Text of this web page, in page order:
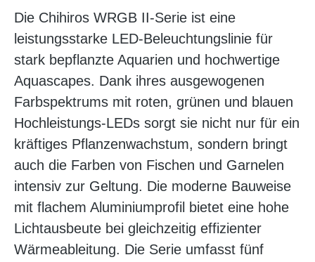
Die Chihiros WRGB II-Serie ist eine
leistungsstarke LED-Beleuchtungslinie für
stark bepflanzte Aquarien und hochwertige
Aquascapes. Dank ihres ausgewogenen
Farbspektrums mit roten, grünen und blauen
Hochleistungs-LEDs sorgt sie nicht nur für ein
kräftiges Pflanzenwachstum, sondern bringt
auch die Farben von Fischen und Garnelen
intensiv zur Geltung. Die moderne Bauweise
mit flachem Aluminiumprofil bietet eine hohe
Lichtausbeute bei gleichzeitig effizienter
Wärmeableitung. Die Serie umfasst fünf